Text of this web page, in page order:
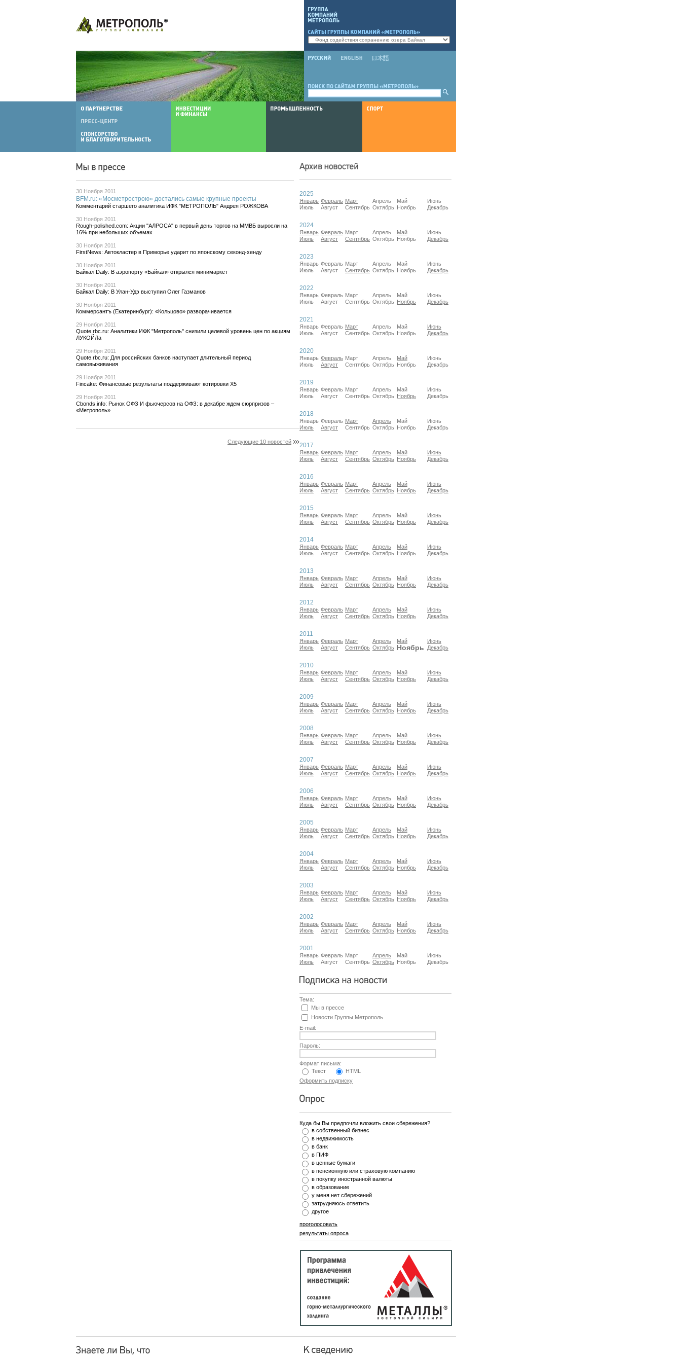
30 Ноября 2011
BFM.ru: «Мосметрострою» достались самые крупные проекты
Комментарий старшего аналитика ИФК "МЕТРОПОЛЬ" Андрея РОЖКОВА
30 Ноября 2011
Rough-polished.com: Акции "АЛРОСА" в первый день торгов на ММВБ выросли на
16% при небольших объемах
30 Ноября 2011
FirstNews: Автокластер в Приморье ударит по японскому секонд-хенду
30 Ноября 2011
Байкал Daily: В аэропорту «Байкал» открылся минимаркет
30 Ноября 2011
Байкал Daily: В Улан-Удэ выступил Олег Газманов
30 Ноября 2011
Коммерсантъ (Екатеринбург): «Кольцово» разворачивается
29 Ноября 2011
Quote.rbc.ru: Аналитики ИФК "Метрополь" снизили целевой уровень цен по акциям
ЛУКОЙЛа
29 Ноября 2011
Quote.rbc.ru: Для российских банков наступает длительный период
самовыживания
29 Ноября 2011
Fincake: Финансовые результаты поддерживают котировки Х5
29 Ноября 2011
Cbonds.info: Рынок ОФЗ И фьючерсов на ОФЗ: в декабре ждем сюрпризов –
«Метрополь»
Следующие 10 новостей
2025
Январь Февраль Март Апрель Май
Июнь
Июль
Август Сентябрь Октябрь Ноябрь Декабрь
2024
Январь Февраль Март Апрель Май
Июнь
Июль
Август Сентябрь Октябрь Ноябрь Декабрь
2023
Январь Февраль Март Апрель Май
Июнь
Июль
Август Сентябрь Октябрь Ноябрь Декабрь
2022
Январь Февраль Март Апрель Май
Июнь
Июль
Август Сентябрь Октябрь Ноябрь Декабрь
2021
Январь Февраль Март Апрель Май
Июнь
Июль
Август Сентябрь Октябрь Ноябрь Декабрь
2020
Январь Февраль Март Апрель Май
Июнь
Июль
Август Сентябрь Октябрь Ноябрь Декабрь
2019
Январь Февраль Март Апрель Май
Июнь
Июль
Август Сентябрь Октябрь Ноябрь Декабрь
2018
Январь Февраль Март Апрель Май
Июнь
Июль
Август Сентябрь Октябрь Ноябрь Декабрь
2017
Январь Февраль Март Апрель Май
Июнь
Июль
Август Сентябрь Октябрь Ноябрь Декабрь
2016
Январь Февраль Март Апрель Май
Июнь
Июль
Август Сентябрь Октябрь Ноябрь Декабрь
2015
Январь Февраль Март Апрель Май
Июнь
Июль
Август Сентябрь Октябрь Ноябрь Декабрь
2014
Январь Февраль Март Апрель Май
Июнь
Июль
Август Сентябрь Октябрь Ноябрь Декабрь
2013
Январь Февраль Март Апрель Май
Июнь
Июль
Август Сентябрь Октябрь Ноябрь Декабрь
2012
Январь Февраль Март Апрель Май
Июнь
Июль
Август Сентябрь Октябрь Ноябрь Декабрь
2011
Январь Февраль Март Апрель Май
Июнь
Июль
Август Сентябрь Октябрь Ноябрь Декабрь
2010
Январь Февраль Март Апрель Май
Июнь
Июль
Август Сентябрь Октябрь Ноябрь Декабрь
2009
Январь Февраль Март Апрель Май
Июнь
Июль
Август Сентябрь Октябрь Ноябрь Декабрь
2008
Январь Февраль Март Апрель Май
Июнь
Июль
Август Сентябрь Октябрь Ноябрь Декабрь
2007
Январь Февраль Март Апрель Май
Июнь
Июль
Август Сентябрь Октябрь Ноябрь Декабрь
2006
Январь Февраль Март Апрель Май
Июнь
Июль
Август Сентябрь Октябрь Ноябрь Декабрь
2005
Январь Февраль Март Апрель Май
Июнь
Июль
Август Сентябрь Октябрь Ноябрь Декабрь
2004
Январь Февраль Март Апрель Май
Июнь
Июль
Август Сентябрь Октябрь Ноябрь Декабрь
2003
Январь Февраль Март Апрель Май
Июнь
Июль
Август Сентябрь Октябрь Ноябрь Декабрь
2002
Январь Февраль Март Апрель Май
Июнь
Июль
Август Сентябрь Октябрь Ноябрь Декабрь
2001
Январь Февраль Март Апрель Май
Июнь
Июль
Август Сентябрь Октябрь Ноябрь Декабрь
Тема:
Мы в прессе
Новости Группы Метрополь
E-mail:
Пароль:
Формат письма:
Текст
HTML
Оформить подписку
Куда бы Вы предпочли вложить свои сбережения?
в собственный бизнес
в недвижимость
в банк
в ПИФ
в ценные бумаги
в пенсионную или страховую компанию
в покупку иностранной валюты
в образование
у меня нет сбережений
затрудняюсь ответить
другое
проголосовать
результаты опроса